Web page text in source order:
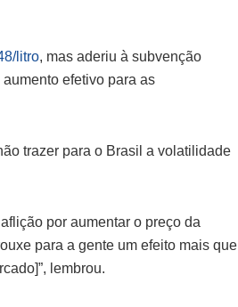
litro, mas aderiu à subvenção
efetivo para as
trazer para o Brasil a volatilidade
por aumentar o preço da
para a gente um efeito mais que
lembrou.